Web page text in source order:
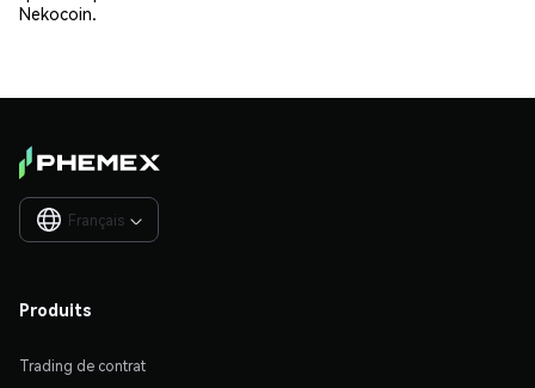
Nekocoin.
Français 
Produits
Trading de contrat